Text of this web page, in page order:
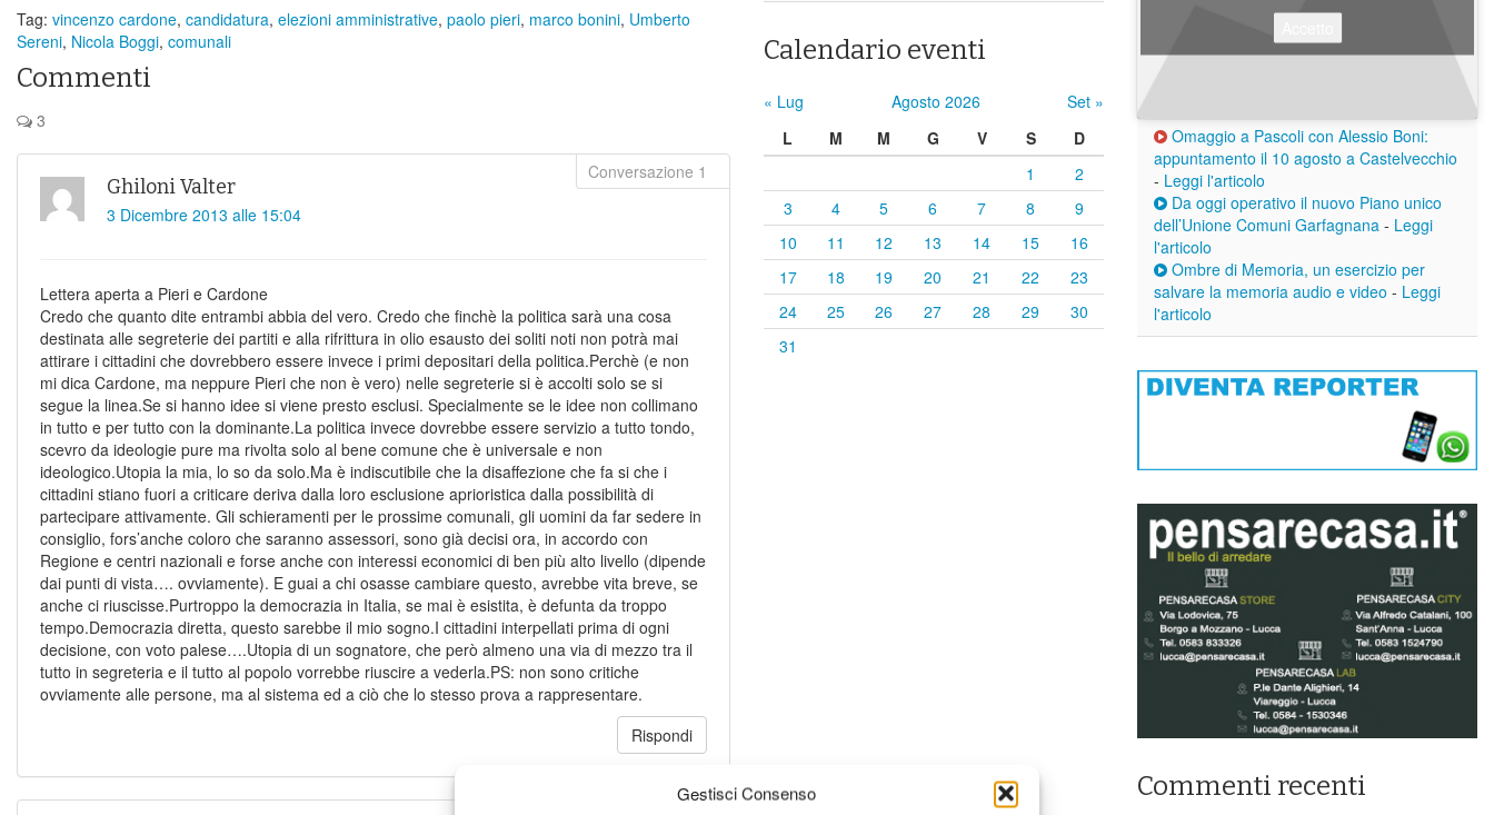
Gestisci Consenso
Tag: vincenzo cardone, candidatura, elezioni amministrative, paolo pieri, marco bonini, Umberto
Sereni, Nicola Boggi, comunali
Commenti
3
Ghiloni Valter
3 Dicembre 2013 alle 15:04
Lettera aperta a Pieri e Cardone
Credo che quanto dite entrambi abbia del vero. Credo che finchè la politica sarà una cosa
destinata alle segreterie dei partiti e alla rifrittura in olio esausto dei soliti noti non potrà mai
attirare i cittadini che dovrebbero essere invece i primi depositari della politica.Perchè (e non
mi dica Cardone, ma neppure Pieri che non è vero) nelle segreterie si è accolti solo se si
segue la linea.Se si hanno idee si viene presto esclusi. Specialmente se le idee non collimano
in tutto e per tutto con la dominante.La politica invece dovrebbe essere servizio a tutto tondo,
scevro da ideologie pure ma rivolta solo al bene comune che è universale e non
ideologico.Utopia la mia, lo so da solo.Ma è indiscutibile che la disaffezione che fa si che i
cittadini stiano fuori a criticare deriva dalla loro esclusione aprioristica dalla possibilità di
partecipare attivamente. Gli schieramenti per le prossime comunali, gli uomini da far sedere in
consiglio, fors’anche coloro che saranno assessori, sono già decisi ora, in accordo con
Regione e centri nazionali e forse anche con interessi economici di ben più alto livello (dipende
dai punti di vista…. ovviamente). E guai a chi osasse cambiare questo, avrebbe vita breve, se
anche ci riuscisse.Purtroppo la democrazia in Italia, se mai è esistita, è defunta da troppo
tempo.Democrazia diretta, questo sarebbe il mio sogno.I cittadini interpellati prima di ogni
decisione, con voto palese….Utopia di un sognatore, che però almeno una via di mezzo tra il
tutto in segreteria e il tutto al popolo vorrebbe riuscire a vederla.PS: non sono critiche
ovviamente alle persone, ma al sistema ed a ciò che lo stesso prova a rappresentare.
Rispondi
Calendario eventi
« Lug Agosto 2026
Set »
L
M M G V S
D
1
2
3
4 5 6 7 8
9
10
11 12 13 14 15
16
17
18 19 20 21 22
23
24
25 26 27 28 29
30
31
Omaggio a Pascoli con Alessio Boni:
appuntamento il 10 agosto a Castelvecchio
- Leggi l'articolo
Da oggi operativo il nuovo Piano unico
dell’Unione Comuni Garfagnana - Leggi
l'articolo
Ombre di Memoria, un esercizio per
salvare la memoria audio e video - Leggi
l'articolo
Commenti recenti